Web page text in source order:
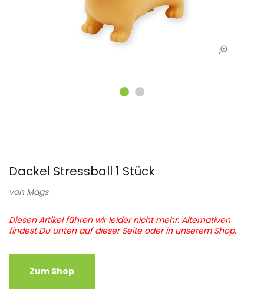
Dackel Stressball 1 Stück
von Mags
Diesen Artikel führen wir leider nicht mehr. Alternativen
findest Du unten auf dieser Seite oder in unserem Shop.
Zum Shop